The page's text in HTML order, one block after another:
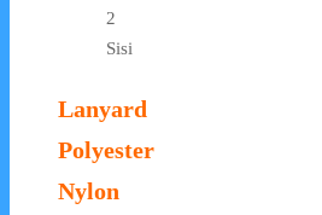
2
Sisi
Lanyard
Polyester
Nylon